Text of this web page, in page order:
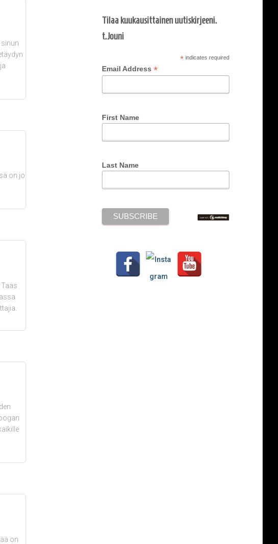
on jo
on
Tilaa kuukausittainen uutiskirjeeni.
t.Jouni
* indicates required
Email Address *
First Name
Last Name